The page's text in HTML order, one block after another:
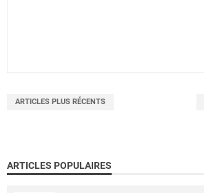
ARTICLES PLUS RÉCENTS
ARTICLES POPULAIRES